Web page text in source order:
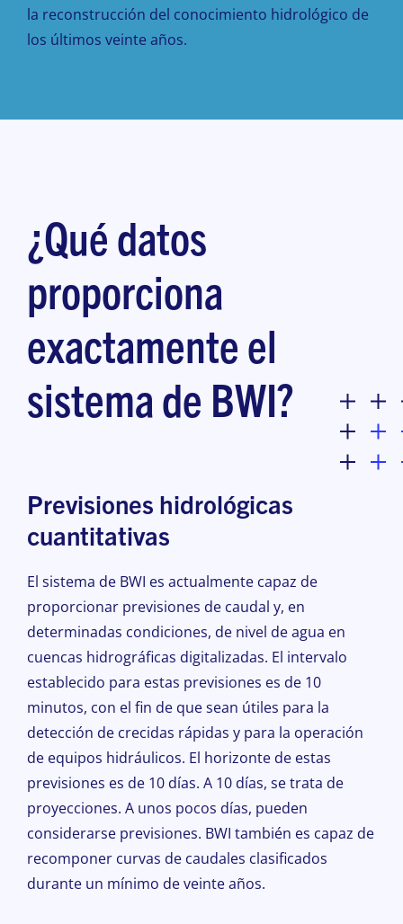
la reconstrucción del conocimiento hidrológico de
los últimos veinte años.
¿Qué datos
proporciona
exactamente el
sistema de BWI?
Previsiones hidrológicas
cuantitativas
El sistema de BWI es actualmente capaz de
proporcionar previsiones de caudal y, en
determinadas condiciones, de nivel de agua en
cuencas hidrográficas digitalizadas. El intervalo
establecido para estas previsiones es de 10
minutos, con el fin de que sean útiles para la
detección de crecidas rápidas y para la operación
de equipos hidráulicos. El horizonte de estas
previsiones es de 10 días. A 10 días, se trata de
proyecciones. A unos pocos días, pueden
considerarse previsiones. BWI también es capaz de
recomponer curvas de caudales clasificados
durante un mínimo de veinte años.